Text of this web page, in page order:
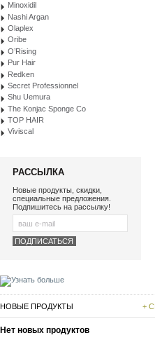
Minoxidil
Nashi Argan
Olaplex
Oribe
O’Rising
Pur Hair
Redken
Secret Professionnel
Shu Uemura
The Konjac Sponge Co
TOP HAIR
Viviscal
РАССЫЛКА
Новые продукты, скидки,
специальные предложения.
Подпишитесь на рассылку!
НОВЫЕ ПРОДУКТЫ +
Нет новых продуктов